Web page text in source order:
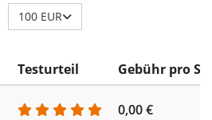
100 EUR
Testurteil Gebühr pro
0,00 €